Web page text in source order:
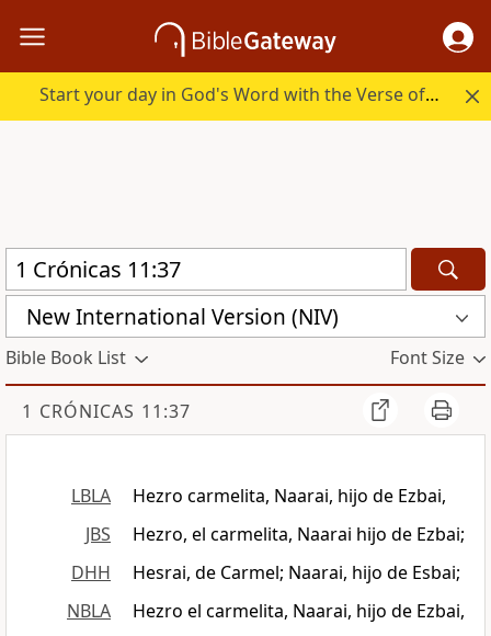
Start your day in God's Word with the Verse of the Day.
New International Version (NIV)
Bible Book List Font Size
1 CRÓNICAS 11:37
LBLA
Hezro carmelita, Naarai, hijo de Ezbai,
JBS
Hezro, el carmelita, Naarai hijo de Ezbai;
DHH
Hesrai, de Carmel; Naarai, hijo de Esbai;
NBLA
Hezro el carmelita, Naarai, hijo de Ezbai,